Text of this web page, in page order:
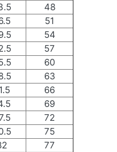
48
51
54
57
60
63
66
69
72
75
77